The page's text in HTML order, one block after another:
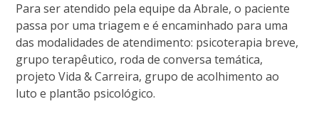
Para ser atendido pela equipe da Abrale, o paciente
passa por uma triagem e é encaminhado para uma
das modalidades de atendimento: psicoterapia breve,
grupo terapêutico, roda de conversa temática,
projeto Vida & Carreira, grupo de acolhimento ao
luto e plantão psicológico.